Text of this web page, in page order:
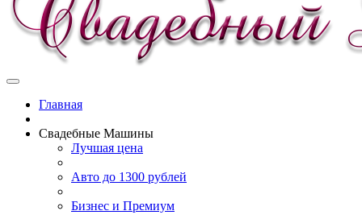
Главная
Свадебные Машины
Лучшая цена
Авто до 1300 рублей
Бизнес и Премиум